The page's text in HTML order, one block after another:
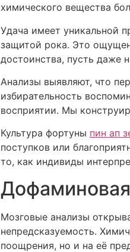
химического вещества
Удача имеет уникальной
защитой рока. Это
достоинства, пусть даже
Анализы выявляют, что
избирательность
восприятии. Мы
Культура фортуны пин ап
поступков или
то, как индивиды
Дофаминовая
Мозговые анализы
непредсказуемость.
поощрения, но и на её